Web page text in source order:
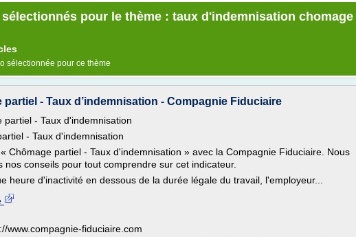
pour le thème : taux d'indemnisation chomage
sélectionnée pour ce thème
partiel - Taux d’indemnisation - Compagnie Fiduciaire
partiel - Taux d'indemnisation
- Taux d'indemnisation
Chômage partiel - Taux d'indemnisation » avec la Compagnie Fiduciaire. Nous
nos conseils pour tout comprendre sur cet indicateur.
heure d'inactivité en dessous de la durée légale du travail, l'employeur...
www.compagnie-fiduciaire.com